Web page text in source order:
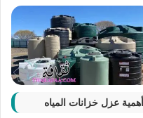
أهمية عزل خزانات المياه